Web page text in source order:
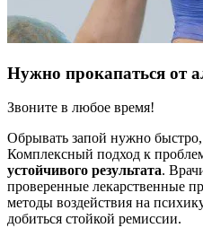
Нужно прокапаться от
Звоните в любое время!
Обрывать запой нужно
Комплексный подход к
устойчивого результата.
проверенные лекарственные
методы воздействия на
добиться стойкой ремиссии.